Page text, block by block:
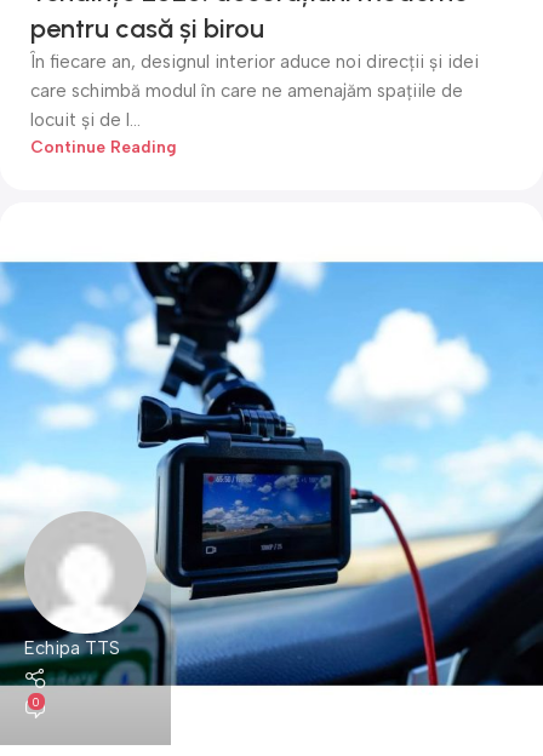
pentru casă și birou
În fiecare an, designul interior aduce noi direcții și idei
care schimbă modul în care ne amenajăm spațiile de
locuit și de l...
Continue Reading
Echipa TTS
0